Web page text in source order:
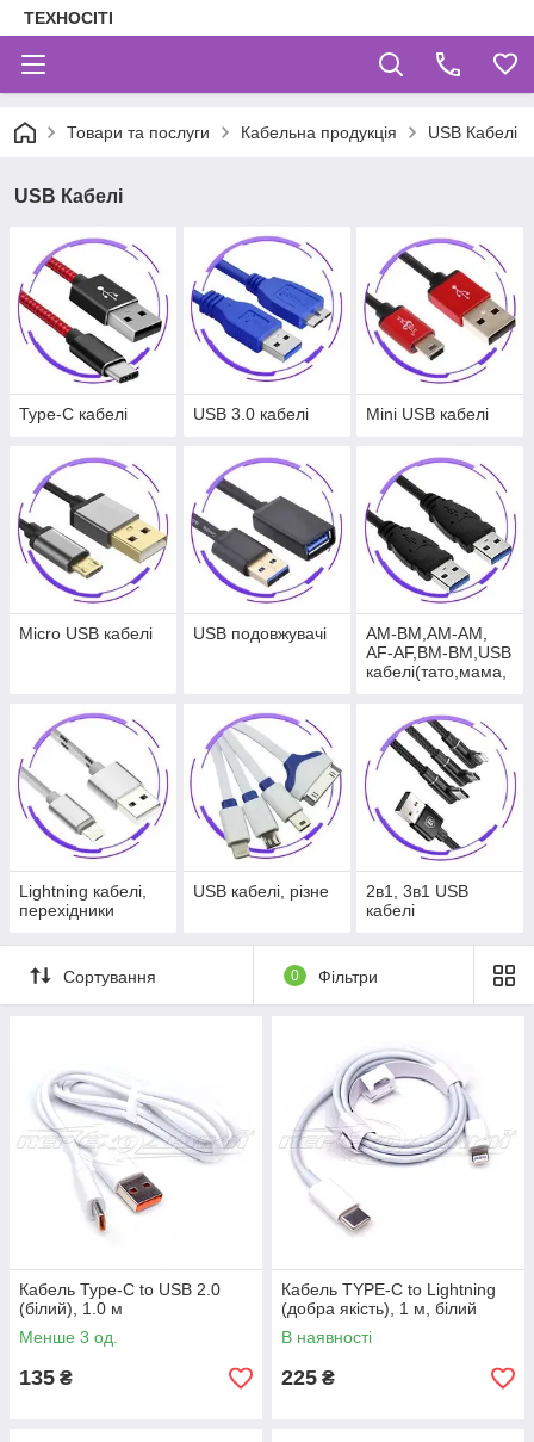
ТЕХНОСІТІ
Товари та послуги Кабельна продукція USB Кабелі
USB Кабелі
Type-C кабелі USB 3.0 кабелі Mini USB кабелі
Micro USB кабелі USB подовжувачі
AM-BM,AM-AM,
AF-AF,BM-BM,USB
кабелі(тато,мама,
Lightning кабелі,
перехідники
USB кабелі, різне
2в1, 3в1 USB
кабелі
Сортування 0 Фільтри
Кабель Type-C to USB 2.0
(білий), 1.0 м
Менше 3 од.
135 ₴
Кабель TYPE-C to Lightning
(добра якість), 1 м, білий
В наявності
225 ₴